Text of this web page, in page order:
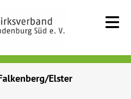
Elster